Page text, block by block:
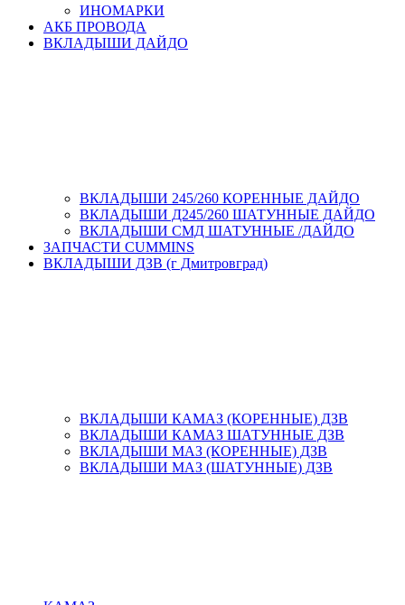
ИНОМАРКИ
АКБ ПРОВОДА
ВКЛАДЫШИ ДАЙДО
ВКЛАДЫШИ 245/260 КОРЕННЫЕ ДАЙДО
ВКЛАДЫШИ Д245/260 ШАТУННЫЕ ДАЙДО
ВКЛАДЫШИ СМД ШАТУННЫЕ /ДАЙДО
ЗАПЧАСТИ CUMMINS
ВКЛАДЫШИ ДЗВ (г Дмитровград)
ВКЛАДЫШИ КАМАЗ (КОРЕННЫЕ) ДЗВ
ВКЛАДЫШИ КАМАЗ ШАТУННЫЕ ДЗВ
ВКЛАДЫШИ МАЗ (КОРЕННЫЕ) ДЗВ
ВКЛАДЫШИ МАЗ (ШАТУННЫЕ) ДЗВ